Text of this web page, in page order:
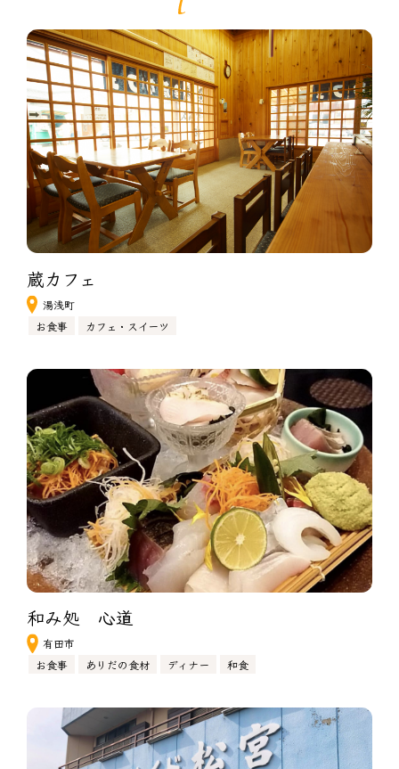
蔵カフェ
湯浅町
お食事
カフェ・スイーツ
和み処　心道
有田市
お食事
ありだの食材 ディナー 和食